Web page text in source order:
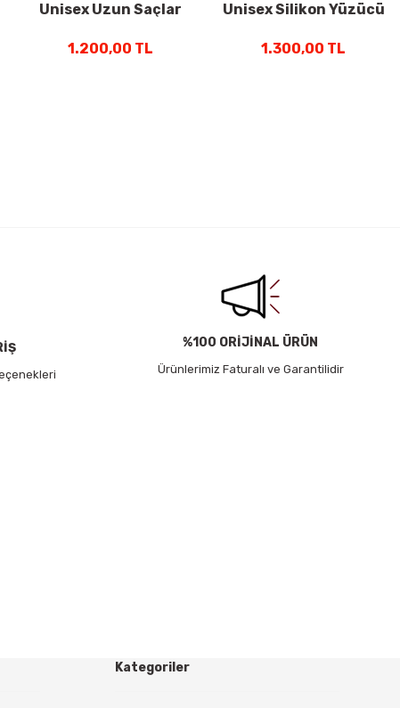
Unisex Uzun Saçlar
Bone Neon Mavi
1.200,00 TL
Unisex Silikon Yüzücü
005572253
1.300,00 TL
%100 ORİJİNAL ÜRÜN
Ürünlerimiz Faturalı ve Garantilidir
Kategoriler